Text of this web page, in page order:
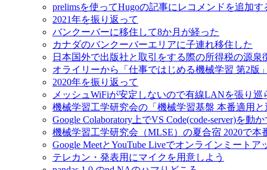
prelimsを使ってHugoの記事にレコメンドを追加す
2021年を振り返って
バンクーバーに移住して8か月が経った
カナダのバンクーバーエリアに子連れ移住した
日本国外で出版社と取引をする際の所得税の源泉
オライリーから「仕事ではじめる機械学習 第2版
2020年を振り返って
メッシュWiFiが安定しないので有線LANを張り巡
機械学習工学研究会の「機械学習基盤 本番適用
Google Colaboratory上でVS Code(code-server)を動か
機械学習工学研究会（MLSE）の夏合宿 2020で
Google MeetとYouTube Liveでオンラインミートア
テレカン・発表用にマイクを用意しよう